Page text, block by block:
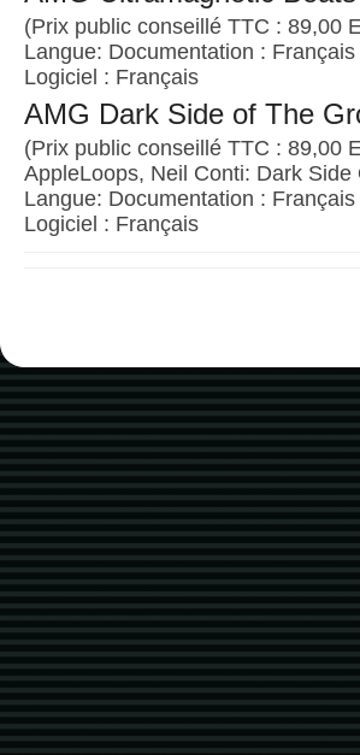
(Prix public conseillé TTC : 89,00
Langue: Documentation :
Logiciel : Français
AMG Dark Side of The
(Prix public conseillé TTC : 89,00
AppleLoops, Neil Conti: Dark Side
Langue: Documentation :
Logiciel : Français